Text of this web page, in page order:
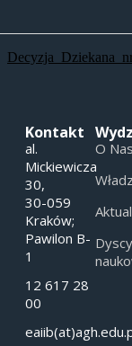
Kontakt
al.
Mickiewicza
30,
30-059
Kraków;
Pawilon B-
1
12 617 28
00
O Nas